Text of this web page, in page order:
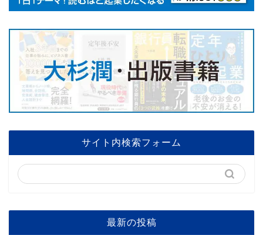
サイト内検索フォーム
最新の投稿